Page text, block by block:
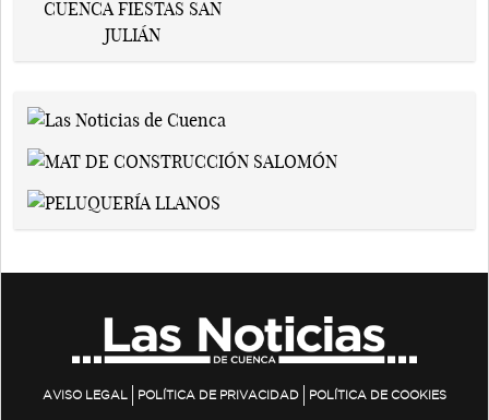
AVISO LEGAL POLÍTICA DE PRIVACIDAD POLÍTICA DE COOKIES